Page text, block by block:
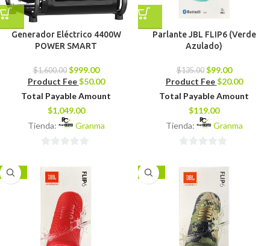
Generador Eléctrico 4400W
POWER SMART
$1,600.00 $999.00
Product Fee $50.00
Total Payable Amount
$1,049.00
Tienda:
Granma
de
5
Parlante JBL FLIP6 (Verde
Azulado)
$135.00 $99.00
Product Fee $20.00
Total Payable Amount
$119.00
Tienda:
Granma
de
-27% -27%